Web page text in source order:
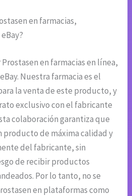
en farmacias,
en farmacias en línea,
Nuestra farmacia es el
la venta de este producto, y
exclusivo con el fabricante
colaboración garantiza que
producto de máxima calidad y
del fabricante, sin
de recibir productos
Por lo tanto, no se
en plataformas como